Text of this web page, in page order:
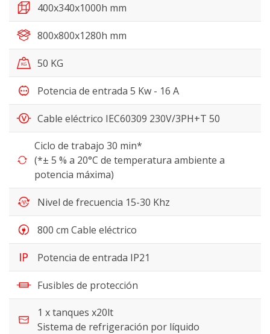
400x340x1000h mm
800x800x1280h mm
50 KG
Potencia de entrada 5 Kw - 16 A
Cable eléctrico IEC60309 230V/3PH+T 50
Ciclo de trabajo 30 min*
(*± 5 % a 20°C de temperatura ambiente a
potencia máxima)
Nivel de frecuencia 15-30 Khz
800 cm Cable eléctrico
Potencia de entrada IP21
Fusibles de protección
1 x tanques x20lt
Sistema de refrigeración por líquido